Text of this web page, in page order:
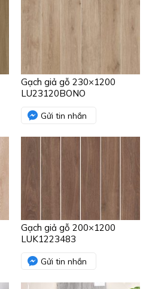
Gạch giả gỗ 230×1200
LU23120BONO
Gửi tin nhắn
Gạch giả gỗ 200×1200
LUK1223483
Gửi tin nhắn